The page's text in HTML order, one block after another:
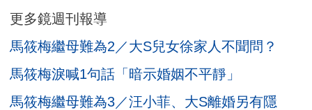
更多鏡週刊報導
馬筱梅繼母難為2／大S兒女徐家人不聞問？
馬筱梅淚喊1句話「暗示婚姻不平靜」
馬筱梅繼母難為3／汪小菲、大S離婚另有隱